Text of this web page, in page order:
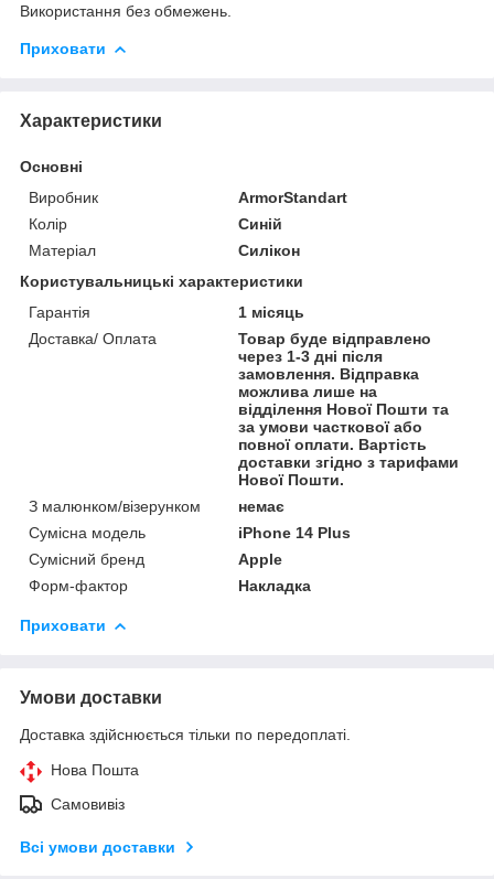
Використання без обмежень.
Приховати
Характеристики
Основні
Виробник
ArmorStandart
Колір
Синій
Матеріал
Силікон
Користувальницькі характеристики
Гарантія
1 місяць
Доставка/ Оплата
Товар буде відправлено
через 1-3 дні після
замовлення. Відправка
можлива лише на
відділення Нової Пошти та
за умови часткової або
повної оплати. Вартість
доставки згідно з тарифами
Нової Пошти.
З малюнком/візерунком
немає
Сумісна модель
iPhone 14 Plus
Сумісний бренд
Apple
Форм-фактор
Накладка
Приховати
Умови доставки
Доставка здійснюється тільки по передоплаті.
Нова Пошта
Самовивіз
Всі умови доставки